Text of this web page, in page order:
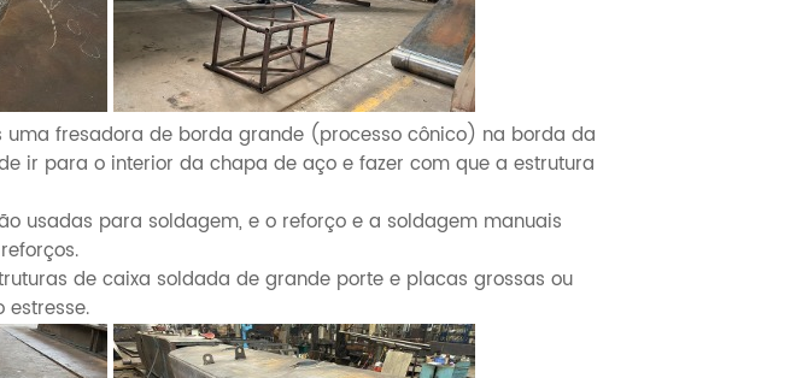
uma fresadora de borda grande (processo cônico) na borda da
ir para o interior da chapa de aço e fazer com que a estrutura
usadas para soldagem, e o reforço e a soldagem manuais
de caixa soldada de grande porte e placas grossas ou